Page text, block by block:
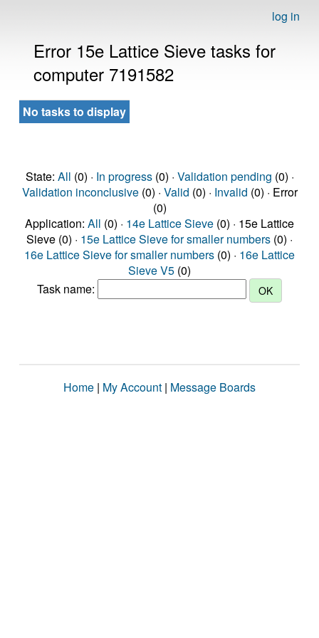
log in
Error 15e Lattice Sieve tasks for
computer 7191582
No tasks to display
State: All (0) · In progress(0) · Validation pending (0) ·
Validation inconclusive(0) · Valid (0) · Invalid (0) · Error
(0)
Application: All (0) · 14e Lattice Sieve (0) · 15e Lattice
Sieve (0) · 15e Lattice Sieve for smaller numbers (0) ·
16e Lattice Sieve for smaller numbers (0) · 16e Lattice
Sieve V5 (0)
Task name:
Home | My Account | Message Boards